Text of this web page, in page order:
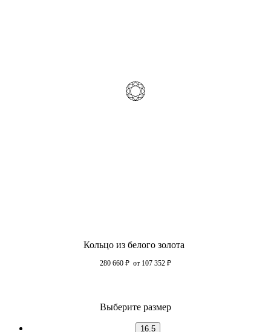
Кольцо из белого золота
280 660 ₽ от 107 352 ₽
Выберите размер
16.5